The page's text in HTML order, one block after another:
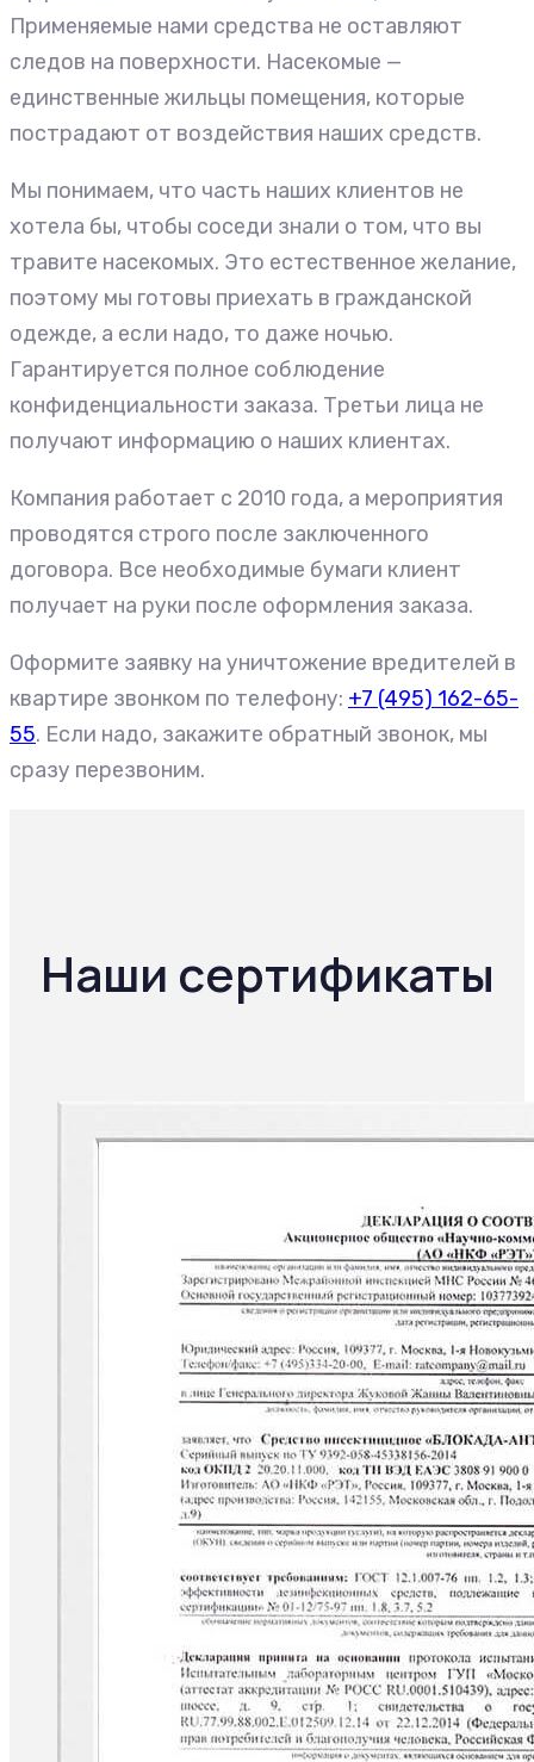
Применяемые нами средства не оставляют
следов на поверхности. Насекомые —
единственные жильцы помещения, которые
пострадают от воздействия наших средств.
Мы понимаем, что часть наших клиентов не
хотела бы, чтобы соседи знали о том, что вы
травите насекомых. Это естественное желание,
поэтому мы готовы приехать в гражданской
одежде, а если надо, то даже ночью.
Гарантируется полное соблюдение
конфиденциальности заказа. Третьи лица не
получают информацию о наших клиентах.
Компания работает с 2010 года, а мероприятия
проводятся строго после заключенного
договора. Все необходимые бумаги клиент
получает на руки после оформления заказа.
Оформите заявку на уничтожение вредителей в
квартире звонком по телефону: +7 (495) 162-65-
55. Если надо, закажите обратный звонок, мы
сразу перезвоним.
Наши сертификаты